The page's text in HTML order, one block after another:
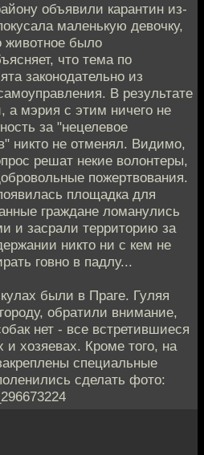
объявили карантин из-
маленькую девочку,
животное было
что тема по
законодательно из
В результате
а мэрия с этим ничего не
за "нецелевое
никто не отменял. Видимо,
решат некие волонтеры,
пожертвования.
площадка для
граждане ломанулись
и засрали территорию за
никто ни с кем не
говно в падлу...
были в Праге. Гуляя
обратили внимание,
нет - все встретившиеся
хозяевах. Кроме того, на
специальные
сделать фото: